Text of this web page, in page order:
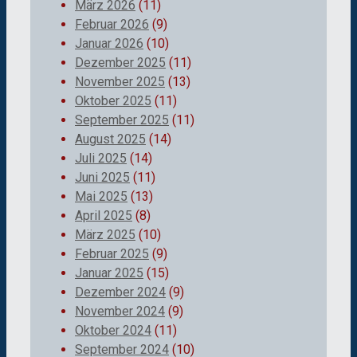
März 2026 (11)
Februar 2026 (9)
Januar 2026 (10)
Dezember 2025 (11)
November 2025 (13)
Oktober 2025 (11)
September 2025 (11)
August 2025 (14)
Juli 2025 (14)
Juni 2025 (11)
Mai 2025 (13)
April 2025 (8)
März 2025 (10)
Februar 2025 (9)
Januar 2025 (15)
Dezember 2024 (9)
November 2024 (9)
Oktober 2024 (11)
September 2024 (10)